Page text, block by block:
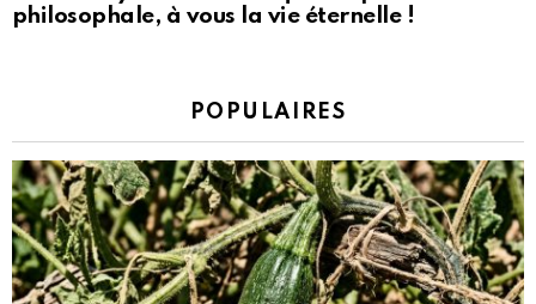
philosophale, à vous la vie éternelle !
POPULAIRES